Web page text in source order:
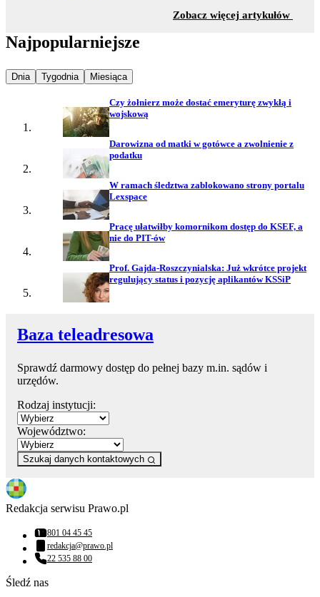
Zobacz więcej artykułów
Najpopularniejsze
Najpopularniejsze wiadomości z
Dnia Najpopularniejsze wiadomości z
Tygodnia Najpopularniejsze wiadomości z
Miesiąca
Czy żołnierz może dostać emeryturę zwykłą i
wojskową
Darowizna od matki w gotówce a zwolnienie z
podatku
W ramach śledztwa zablokowano strony portalu
Lexspace
Pracę ułatwiłby komornikom dostęp do KSEF, a
nie do PIT-ów
Prof. Gajda-Roszczynialska: Już wkrótce projekt
regulujący status i pozycję aplikantów KSSiP
Baza teleadresowa
Sprawdź darmowy dostęp do pełnej bazy m.in. sądów i
urzędów.
Rodzaj instytucji:
Województwo:
Szukaj danych kontaktowych
Redakcja serwisu Prawo.pl
Numer telefonu:
801 04 45 45
Adres email:
redakcja@prawo.pl
Numer telefonu:
22 535 88 00
Śledź nas